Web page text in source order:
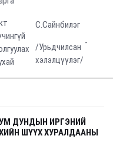
С.Сайнбилэг
/Урьдчилсан
хэлэлцүүлэг/
-
ДУНДЫН ИРГЭНИЙ
ШҮҮХ ХУРАЛДААНЫ